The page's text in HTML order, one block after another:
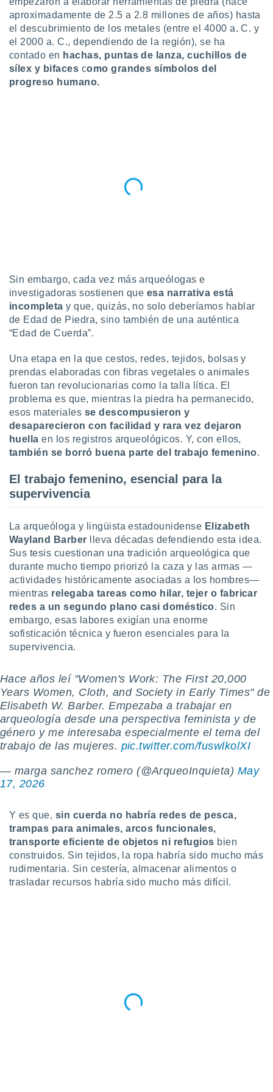
y
en
más
nuestra
y
de
sitio
te
de que
sean
se
para
ni para
o
aunque
no
acceder a
web a
abono
únicos
como
este sitio
IP
de
posible
traten tus
en
Para
su
u
datos
momento
en
aproximadamente de 2.5 a 2.8 millones de años) hasta
el descubrimiento de los metales (entre el 4000 a. C. y
el 2000 a. C., dependiendo de la región), se ha
contado en hachas, puntas de lanza, cuchillos de
sílex y bifaces como grandes símbolos del
progreso humano.
Sin embargo, cada vez más arqueólogas e
investigadoras sostienen que esa narrativa está
incompleta y que, quizás, no solo deberíamos hablar
de Edad de Piedra, sino también de una auténtica
“Edad de Cuerda”.
Una etapa en la que cestos, redes, tejidos, bolsas y
prendas elaboradas con fibras vegetales o animales
fueron tan revolucionarias como la talla lítica. El
problema es que, mientras la piedra ha permanecido,
esos materiales se descompusieron y
desaparecieron con facilidad y rara vez dejaron
huella en los registros arqueológicos. Y, con ellos,
también se borró buena parte del trabajo femenino.
El trabajo femenino, esencial para la
supervivencia
La arqueóloga y lingüista estadounidense Elizabeth
Wayland Barber lleva décadas defendiendo esta idea.
Sus tesis cuestionan una tradición arqueológica que
durante mucho tiempo priorizó la caza y las armas —
actividades históricamente asociadas a los hombres—
mientras relegaba tareas como hilar, tejer o fabricar
redes a un segundo plano casi doméstico. Sin
embargo, esas labores exigían una enorme
sofisticación técnica y fueron esenciales para la
supervivencia.
Hace años leí "Women's Work: The First 20,000
Years Women, Cloth, and Society in Early Times" de
Elisabeth W. Barber. Empezaba a trabajar en
arqueología desde una perspectiva feminista y de
género y me interesaba especialmente el tema del
trabajo de las mujeres. pic.twitter.com/fuswlkolXI
— marga sanchez romero (@ArqueoInquieta) May
17, 2026
Y es que, sin cuerda no habría redes de pesca,
trampas para animales, arcos funcionales,
transporte eficiente de objetos ni refugios bien
construidos. Sin tejidos, la ropa habría sido mucho más
rudimentaria. Sin cestería, almacenar alimentos o
trasladar recursos habría sido mucho más difícil.